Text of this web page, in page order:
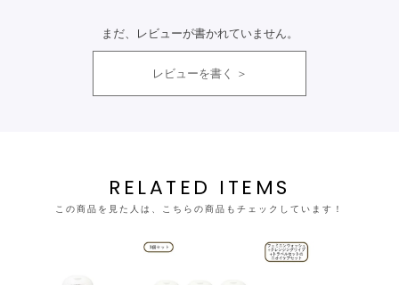
まだ、レビューが書かれていません。
レビューを書く
RELATED ITEMS
この商品を見た人は、こちらの商品もチェックしています！